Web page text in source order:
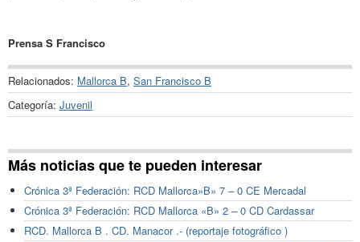
Prensa S Francisco
Relacionados: Mallorca B, San Francisco B
Categoría: Juvenil
Más noticias que te pueden interesar
Crónica 3ª Federación: RCD Mallorca»B» 7 – 0 CE Mercadal
Crónica 3ª Federación: RCD Mallorca «B» 2 – 0 CD Cardassar
RCD. Mallorca B . CD. Manacor .- (reportaje fotográfico )